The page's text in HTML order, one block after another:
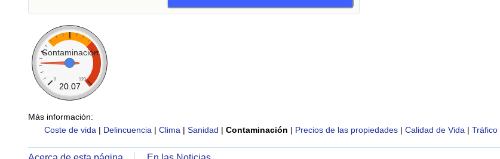
Contaminación
0 120
20.07
Más información:
Coste de vida | Delincuencia | Clima | Sanidad | Contaminación | Precios de las propiedades | Calidad de Vida | Tráfico